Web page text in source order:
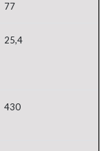
77
25,4
430